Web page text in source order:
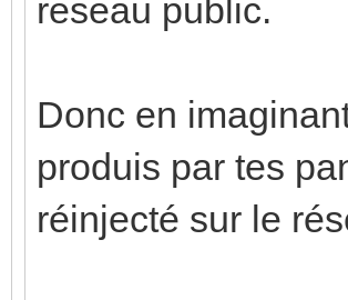
reseau public.
Donc en
produis par tes
réinjecté sur le